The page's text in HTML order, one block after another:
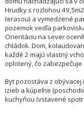
Hrudky s rozlohou
terasou) a vymedzené
pozemok vedľa
Orientáciu na sever
chládok. Dom,
každé 2 majú vlastný
oplotený, čo zabezpečuje
Byt pozostáva z
izieb a kúpeľne
kuchyňou (vstavené